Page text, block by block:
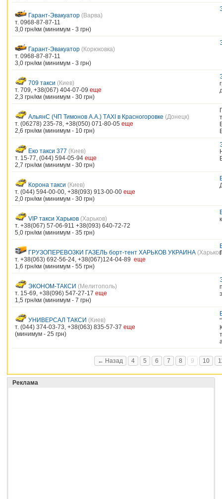
Гарант-Эвакуатор (Варва)
т. 0968-87-87-11
3,0 грн/км (минимум - 3 грн)
Гарант-Эвакуатор (Корюковка)
т. 0968-87-87-11
3,0 грн/км (минимум - 3 грн)
709 такси (Киев)
т. 709, +38(067) 404-07-09 еще
2,3 грн/км (минимум - 30 грн)
АльянС (ЧП Тимонов А.А.) ТAXI в Красногоровке (Донецк)
т. (06278) 235-78, +38(050) 071-80-05 еще
2,6 грн/км (минимум - 10 грн)
Еко такси 377 (Киев)
т. 15-77, (044) 594-05-94 еще
2,7 грн/км (минимум - 30 грн)
Корона такси (Киев)
т. (044) 594-00-00, +38(093) 913-00-00 еще
2,0 грн/км (минимум - 30 грн)
VIP такси Харьков (Харьков)
т. +38(067) 57-06-911 +38(093) 640-72-72
5,0 грн/км (минимум - 35 грн)
ГРУЗОПЕРЕВОЗКИ ГАЗЕЛЬ борт-тент ХАРЬКОВ УКРАИНА
т. +38(063) 692-56-24, +38(067)124-04-89 еще
1,6 грн/км (минимум - 55 грн)
ЭКОНОМ-ТАКСИ (Мелитополь)
т. 15-69, +38(096) 547-27-17 еще
1,5 грн/км (минимум - 7 грн)
УНИВЕРСАЛ ТАКСИ (Киев)
т. (044) 374-03-73, +38(063) 835-57-37 еще
(минимум - 25 грн)
← Назад 4 5 6 7 8 9 10
Реклама